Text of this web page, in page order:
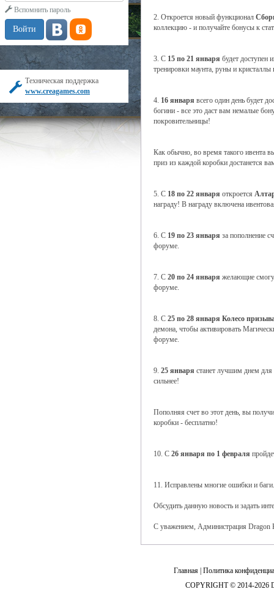
Вспомнить пароль
Техническая поддержка
www.creagames.com
2. Откроется новый функционал
коллекцию - и получайте бонусы к
3. С 15 по 21 января будет доступен
тренировки маунта, руны и
4. 16 января всего один день будет
богини - все это даст вам немалые
покровительницы!
Как обычно, во время такого ивента
приз из каждой коробки достанется
5. С 18 по 22 января откроется
награду! В награду включена
6. С 19 по 23 января за пополнение
форуме.
7. С 20 по 24 января желающие
форуме.
8. С 25 по 28 января Колесо
демона, чтобы активировать
форуме.
9. 25 января станет лучшим днем для
сильнее!
Пополняя счет во этот день, вы
коробки - бесплатно!
10. С 26 января по 1 февраля
11. Исправлены многие ошибки и
Обсудить данную новость и задать
С уважением, Администрация Dragon
Главная Политика
COPYRIGHT © 2014-2026